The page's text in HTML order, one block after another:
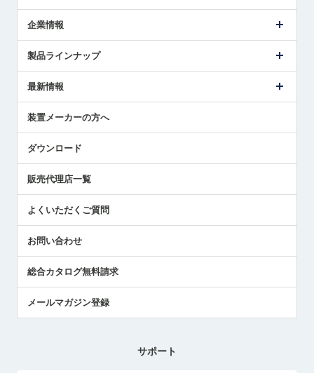
企業情報
ごあいさつ
受賞履歴
採用情報
国/地域/言語
製品ラインナップ
ツールセッタ製品
エアマイクロセンサ製品
最新情報
メトロールの技術
社員ブログ
中小企業のBCP地震対策
センサのテクニカルガイド
社長ブログ
装置メーカーの方へ
ダウンロード
販売代理店一覧
よくいただくご質問
お問い合わせ
総合カタログ無料請求
メールマガジン登録
サポート